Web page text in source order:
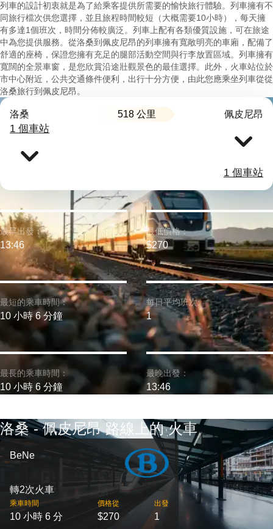
列車的設計初衷就是為了給乘客提供所需要的愉快旅行體驗。列車擁有不
同旅行檔次供您選擇，並且旅程時間較短（大概需要10小時），每天擁
有多達1個班次，時間分佈較廣泛。列車上配有各類優質設施，可在旅途
中為您提供服務。從洛桑到佩皮尼昂的列車擁有寬敞明亮的車廂，配備了
舒適的座椅，保證您擁有充足的腿部活動空間與行李放置區域。列車擁有
寬闊的全景車窗，是您欣賞沿途壯觀景色的最佳選擇。此外，火車站位於
市中心附近，公共交通條件便利，出行十分方便，由此您應乘坐列車從從
洛桑旅行到佩皮尼昂。
洛桑 518 公里 佩皮尼昂
1 個車站
1 個車站
最短的乘車時間：
10 小時 6 分鐘
最早出發：
13:46
最長的乘車時間：
10 小時 6 分鐘
最低價格：
$270
每日平均班次:
1
最晚出發：
13:46
洛桑 - 佩皮尼昂 路線上的 火車
BeNe
轉2次火車
乘車時間
10 小時 6 分
價格從
$270
出發
1